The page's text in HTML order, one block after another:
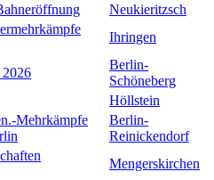
Neukieritzsch
Ihringen
Berlin-
Schöneberg
Höllstein
Mehrkämpfe
Berlin-
Reinickendorf
Mengerskirchen